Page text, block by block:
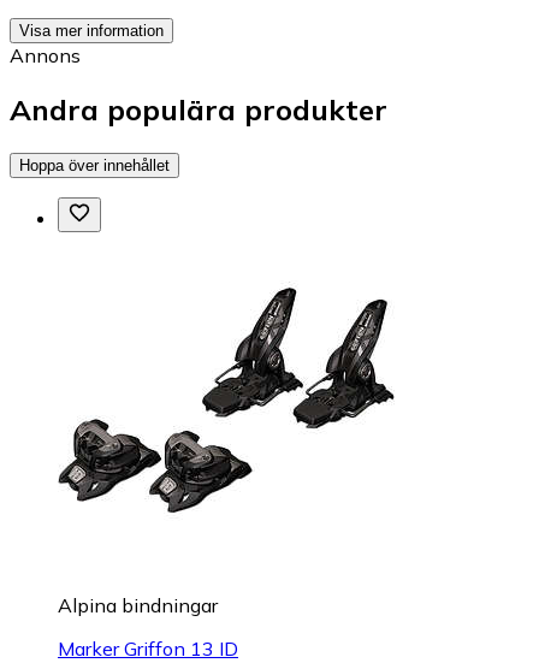
Visa mer information
Annons
Andra populära produkter
Hoppa över innehållet
Alpina bindningar
Marker Griffon 13 ID